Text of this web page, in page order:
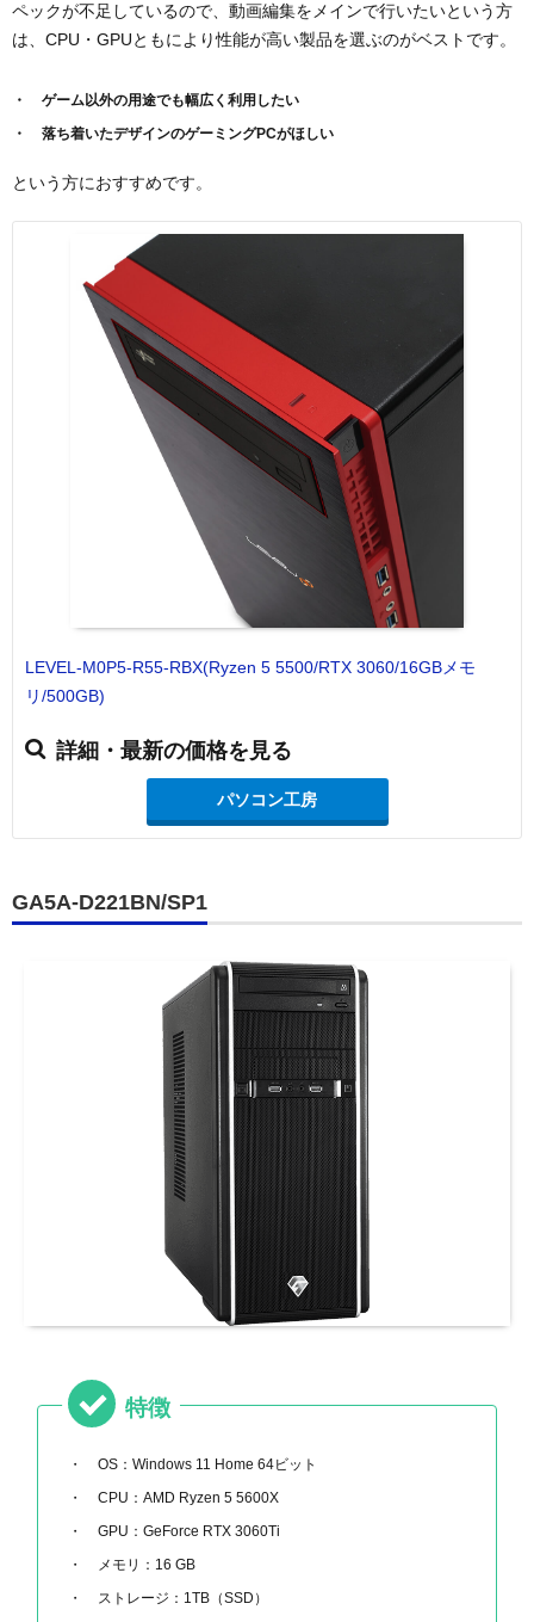
ペックが不足しているので、動画編集をメインで行いたいという方
は、CPU・GPUともにより性能が高い製品を選ぶのがベストです。
ゲーム以外の用途でも幅広く利用したい
落ち着いたデザインのゲーミングPCがほしい
という方におすすめです。
LEVEL-M0P5-R55-RBX(Ryzen 5 5500/RTX 3060/16GBメモ
リ/500GB)
詳細・最新の価格を見る
パソコン工房
GA5A-D221BN/SP1
特徴
OS：Windows 11 Home 64ビット
CPU：AMD Ryzen 5 5600X
GPU：GeForce RTX 3060Ti
メモリ：16 GB
ストレージ：1TB（SSD）